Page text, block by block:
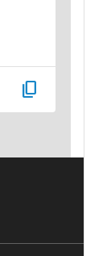
content_copy